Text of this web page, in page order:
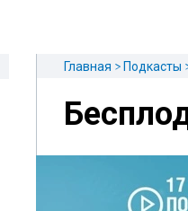
Главная Подкасты